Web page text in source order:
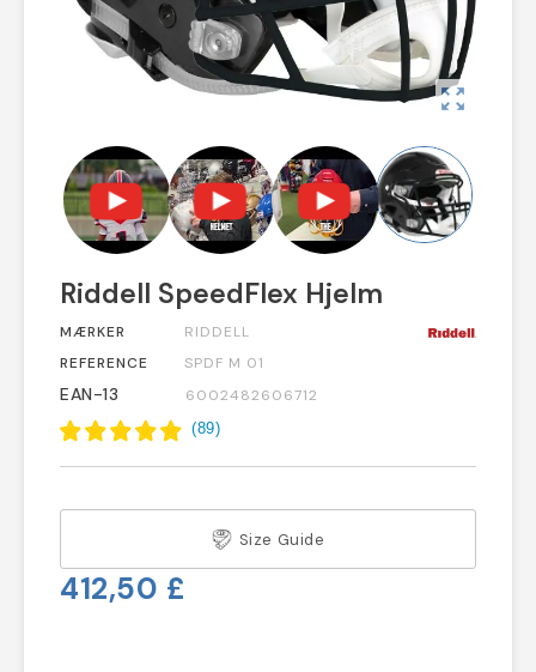
zoom_out_map
Riddell SpeedFlex Hjelm
MÆRKER
RIDDELL
REFERENCE
SPDF M 01
EAN-13 6002482606712
(89)
Size Guide
412,50 £